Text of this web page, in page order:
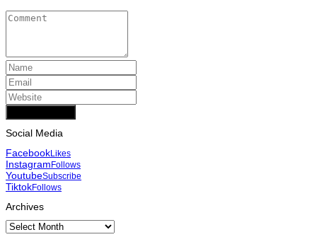
Social Media
FacebookLikes
InstagramFollows
YoutubeSubscribe
TiktokFollows
Archives
Archives